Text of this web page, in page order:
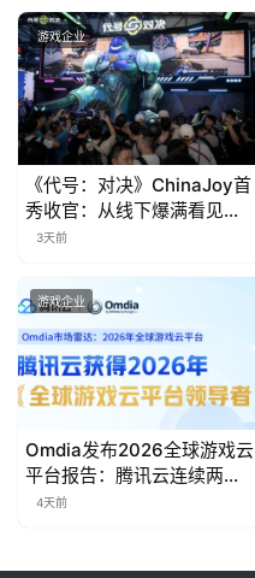
)
游戏企业
《代号：对决》ChinaJoy首
秀收官：从线下爆满看见玩
家的真实期待
3天前
游戏企业
Omdia发布2026全球游戏云
平台报告：腾讯云连续两年
入选“领导者”象限
4天前